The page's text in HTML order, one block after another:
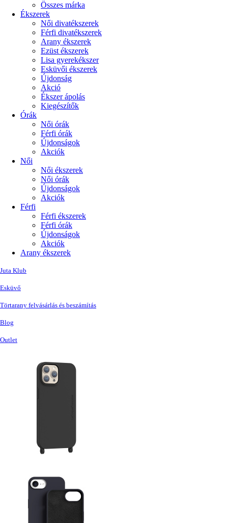
Összes márka
Ékszerek
Női divatékszerek
Férfi divatékszerek
Arany ékszerek
Ezüst ékszerek
Lisa gyerekékszer
Esküvői ékszerek
Újdonság
Akció
Ékszer ápolás
Kiegészítők
Órák
Női órák
Férfi órák
Újdonságok
Akciók
Női
Női ékszerek
Női órák
Újdonságok
Akciók
Férfi
Férfi ékszerek
Férfi órák
Újdonságok
Akciók
Arany ékszerek
Juta Klub
Esküvő
Törtarany felvásárlás és beszámítás
Blog
Outlet